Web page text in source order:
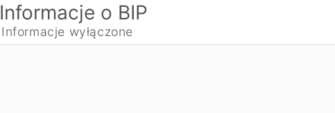
Informacje o BIP
Informacje wyłączone